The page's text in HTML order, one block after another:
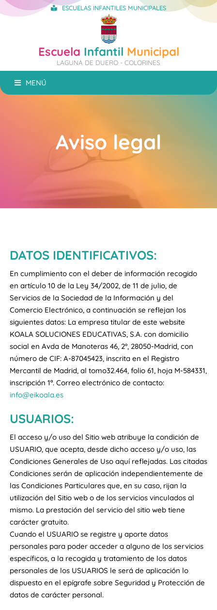
ESCUELAS INFANTILES MUNICIPALES
Escuela Infantil Municipal
LAGUNA DE DUERO - COLORINES
MENÚ
Aviso legal
DATOS IDENTIFICATIVOS:
En cumplimiento con el deber de información recogido
en artículo 10 de la Ley 34/2002, de 11 de julio, de
Servicios de la Sociedad de la Información y del
Comercio Electrónico, a continuación se reflejan los
siguientes datos: La empresa titular de este website
KOALA SOLUCIONES EDUCATIVAS, S.A. con domicilio
social en Avda de Manoteras 46, 2º, 28050-Madrid, con
número de CIF: A-87045423, inscrita en el Registro
Mercantil de Madrid, al tomo32.464, folio 61, hoja M-584331,
inscripción 1ª. Correo electrónico de contacto:
info@eikoala.es
USUARIOS:
El acceso y/o uso del Sitio web atribuye la condición de
USUARIO, que acepta, desde dicho acceso y/o uso, las
Condiciones Generales de Uso aquí reflejadas. Las citadas
Condiciones serán de aplicación independientemente de
las Condiciones Particulares que, en su caso, rijan la
utilización del Sitio web o de los servicios vinculados al
mismo. La prestación del servicio del sitio web tiene
carácter gratuito.
Cuando el USUARIO se registre y aporte datos
personales para poder acceder a alguno de los servicios
específicos, a la recogida y tratamiento de los datos
personales de los USUARIOS le será de aplicación lo
dispuesto en el epígrafe sobre Seguridad y Protección de
datos de carácter personal.